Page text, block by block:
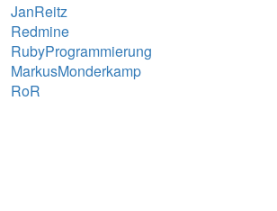
JanReitz
Redmine
RubyProgrammierung
MarkusMonderkamp
RoR